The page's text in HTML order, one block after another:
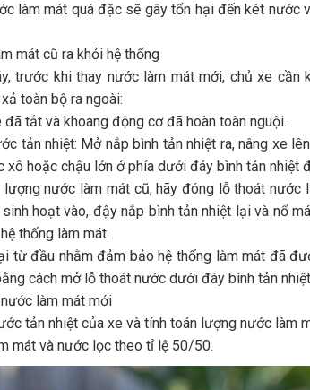
làm mát quá đặc sẽ gây tổn hại đến két nước
mát cũ ra khỏi hệ thống
trước khi thay nước làm mát mới, chủ xe
toàn bộ ra ngoài:
tắt và khoang động cơ đã hoàn toàn nguội.
tản nhiệt: Mở nắp bình tản nhiệt ra, nâng xe
xô hoặc chậu lớn ở phía dưới đáy bình tản nhiệt
lượng nước làm mát cũ, hãy đóng lỗ thoát
hoạt vào, đậy nắp bình tản nhiệt lại và nổ
thống làm mát.
từ đầu nhằm đảm bảo hệ thống làm mát đã
cách mở lỗ thoát nước dưới đáy bình tản
làm mát mới
tản nhiệt của xe và tính toán lượng nước làm
mát và nước lọc theo tỉ lệ 50/50.